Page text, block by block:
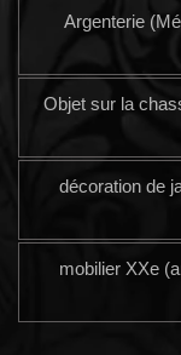
Argenterie
Objet sur la
décoration de
mobilier XXe